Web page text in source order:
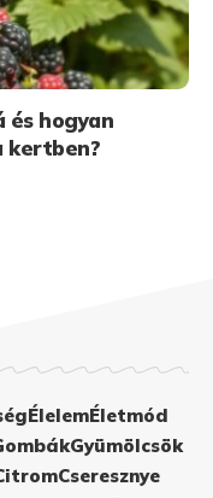
és hogyan
kertben?
ÉlelemÉletmód
Gyümölcsök
Cseresznye